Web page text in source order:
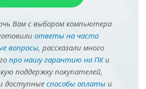
Вам с выбором компьютера
ответы на часто
вопросы, рассказали много
про нашу гарантию на ПКи
поддержку покупателей,
доступныеспособы оплатыи